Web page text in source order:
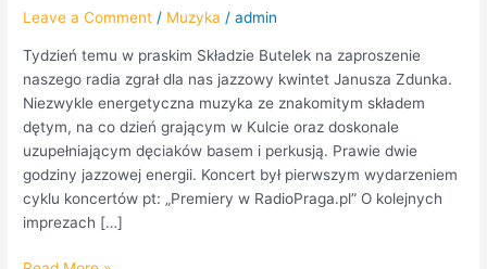
Leave a Comment / Muzyka /admin
Tydzień temu w praskim Składzie Butelek na zaproszenie
naszego radia zgrał dla nas jazzowy kwintet Janusza Zdunka.
Niezwykle energetyczna muzyka ze znakomitym składem
dętym, na co dzień grającym w Kulcie oraz doskonale
uzupełniającym dęciaków basem i perkusją. Prawie dwie
godziny jazzowej energii. Koncert był pierwszym wydarzeniem
cyklu koncertów pt: „Premiery w RadioPraga.pl” O kolejnych
imprezach […]